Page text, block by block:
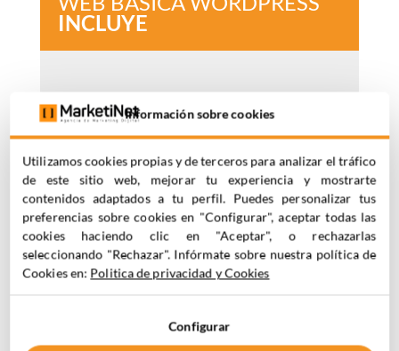
INCLUYE
UX arquitectura y definición
(8 páginas – Ejemplo: Home,
Somos, Servicios, Proyectos,
Contacto, Blog, Interna blog,
Interna Proyecto)
Configuración WordPress +
Información sobre cookies
Utilizamos cookies propias y de terceros para analizar el tráfico
de este sitio web, mejorar tu experiencia y mostrarte
contenidos adaptados a tu perfil. Puedes personalizar tus
preferencias sobre cookies en "Configurar", aceptar todas las
cookies haciendo clic en "Aceptar", o rechazarlas
seleccionando "Rechazar". Infórmate sobre nuestra política de
Cookies en: Politica de privacidad y Cookies
Configurar